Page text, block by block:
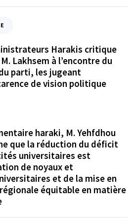
Harakis critique
Lakhsem à l’encontre du
parti, les jugeant
de vision politique
haraki, M. Yehfdhou
que la réduction du déficit
universitaires est
de noyaux et
et de la mise en
équitable en matière